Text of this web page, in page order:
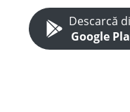
Descarcă
Google